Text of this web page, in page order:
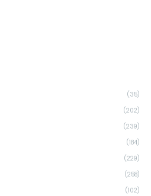
(35)
(202)
(239)
(184)
(229)
(258)
(102)